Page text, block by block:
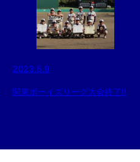
2023.5.9
関東ボーイズリーグ大会終了‼️